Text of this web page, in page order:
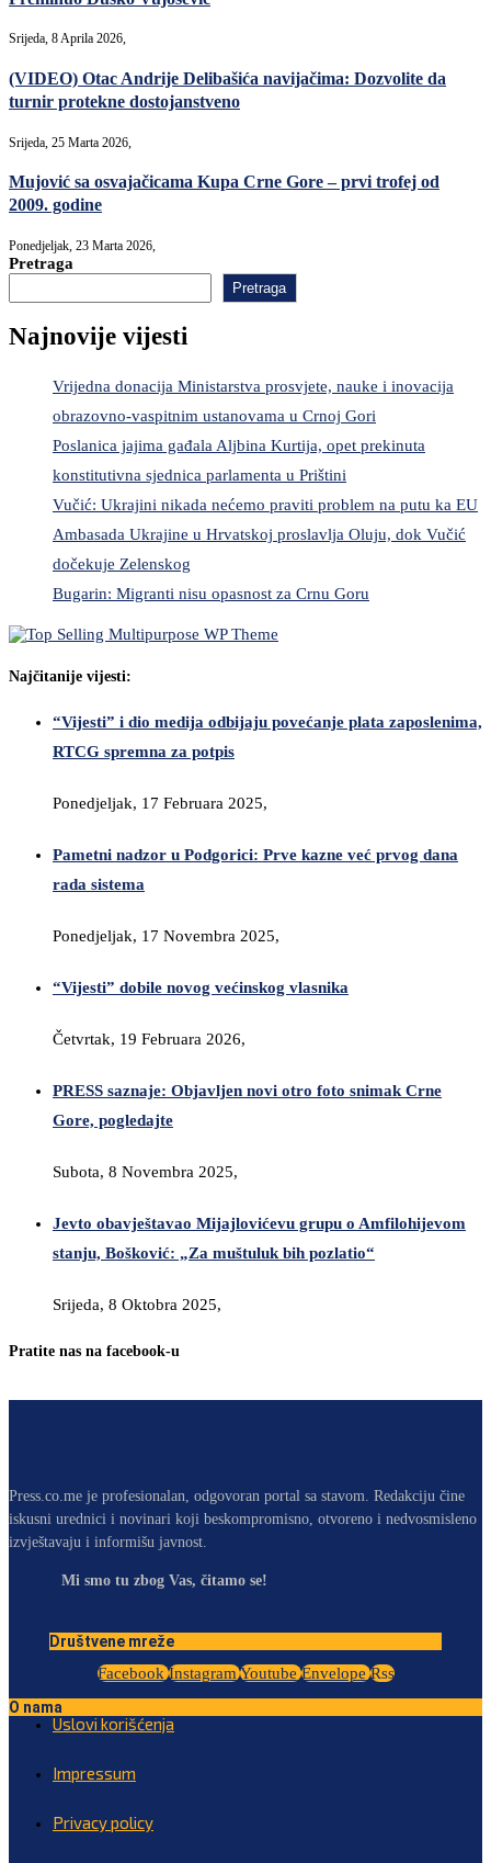
Srijeda, 8 Aprila 2026,
(VIDEO) Otac Andrije Delibašića navijačima: Dozvolite da
turnir protekne dostojanstveno
Srijeda, 25 Marta 2026,
Mujović sa osvajačicama Kupa Crne Gore – prvi trofej od
2009. godine
Ponedjeljak, 23 Marta 2026,
Pretraga
Pretraga
Najnovije vijesti
Vrijedna donacija Ministarstva prosvjete, nauke i inovacija
obrazovno-vaspitnim ustanovama u Crnoj Gori
Poslanica jajima gađala Aljbina Kurtija, opet prekinuta
konstitutivna sjednica parlamenta u Prištini
Vučić: Ukrajini nikada nećemo praviti problem na putu ka EU
Ambasada Ukrajine u Hrvatskoj proslavlja Oluju, dok Vučić
dočekuje Zelenskog
Bugarin: Migranti nisu opasnost za Crnu Goru
Najčitanije vijesti:
“Vijesti” i dio medija odbijaju povećanje plata zaposlenima,
RTCG spremna za potpis
Ponedjeljak, 17 Februara 2025,
Pametni nadzor u Podgorici: Prve kazne već prvog dana
rada sistema
Ponedjeljak, 17 Novembra 2025,
“Vijesti” dobile novog većinskog vlasnika
Četvrtak, 19 Februara 2026,
PRESS saznaje: Objavljen novi otro foto snimak Crne
Gore, pogledajte
Subota, 8 Novembra 2025,
Jevto obavještavao Mijajlovićevu grupu o Amfilohijevom
stanju, Bošković: „Za muštuluk bih pozlatio“
Srijeda, 8 Oktobra 2025,
Pratite nas na facebook-u
Press.co.me je profesionalan, odgovoran portal sa stavom. Redakciju čine
iskusni urednici i novinari koji beskompromisno, otvoreno i nedvosmisleno
izvještavaju i informišu javnost.
Mi smo tu zbog Vas, čitamo se!
Društvene mreže
Facebook Instagram Youtube Envelope Rss
O nama
Uslovi korišćenja
Impressum
Privacy policy